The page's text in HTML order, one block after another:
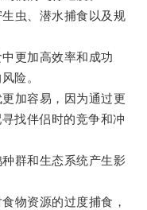
虫、潜水捕食以及规
更加高效率和成功
险。
加容易，因为通过更
找伴侣时的竞争和冲
群和生态系统产生影
物资源的过度捕食，